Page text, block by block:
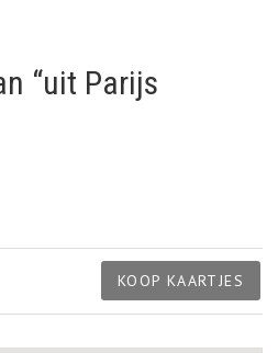
“uit Parijs
KOOP KAARTJES